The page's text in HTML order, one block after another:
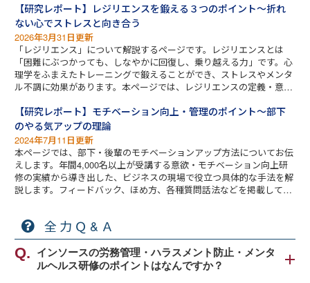
【研究レポート】レジリエンスを鍛える３つのポイント～折れ
ない心でストレスと向き合う
2026年3月31日更新
「レジリエンス」について解説するページです。レジリエンスとは
「困難にぶつかっても、しなやかに回復し、乗り越える力」です。心
理学をふまえたトレーニングで鍛えることができ、ストレスやメンタ
ル不調に効果があります。本ページでは、レジリエンスの定義・意
【研究レポート】モチベーション向上・管理のポイント～部下
のやる気アップの理論
2024年7月11日更新
本ページでは、部下・後輩のモチベーションアップ方法についてお伝
えします。年間4,000名以上が受講する意欲・モチベーション向上研
修の実績から導き出した、ビジネスの現場で役立つ具体的な手法を解
説します。フィードバック、ほめ方、各種質問話法などを掲載してい
全力Ｑ&Ａ
インソースの労務管理・ハラスメント防止・メンタ
ルヘルス研修のポイントはなんですか？